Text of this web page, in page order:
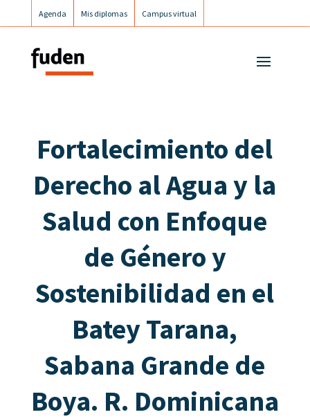
Agenda Mis diplomas Campus virtual
Fortalecimiento del
Derecho al Agua y la
Salud con Enfoque
de Género y
Sostenibilidad en el
Batey Tarana,
Sabana Grande de
Boya. R. Dominicana